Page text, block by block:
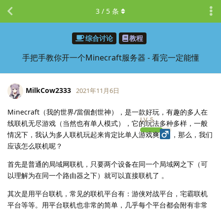
综合讨论 教程
手把手教你开一个Minecraft服务器 - 看完一定能懂
3 / 5 条
MilkCow2333
LV.5
2021年11月6日
Minecraft（我的世界/當個創世神），是一款好玩，有趣的多人在
线联机无尽游戏（当然也有单人模式），它的玩法多种多样，一般
情况下，我认为多人联机玩起来肯定比单人游戏爽
，那么，我们
应该怎么联机呢？
首先是普通的局域网联机，只要两个设备在同一个局域网之下（可
以理解为在同一个路由器之下）就可以直接联机了 。
其次是用平台联机，常见的联机平台有：游侠对战平台，宅霸联机
平台等等。用平台联机也非常的简单，几乎每个平台都会附有非常